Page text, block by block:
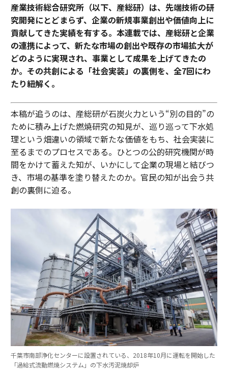
産業技術総合研究所（以下、産総研）は、先端技術の研
究開発にとどまらず、企業の新規事業創出や価値向上に
貢献してきた実績を有する。本連載では、産総研と企業
の連携によって、新たな市場の創出や既存の市場拡大が
どのように実現され、事業として成果を上げてきたの
か。その共創による「社会実装」の裏側を、全7回にわ
たり紐解く。
本稿が追うのは、産総研が石炭火力という“別の目的”の
ために積み上げた燃焼研究の知見が、巡り巡って下水処
理という畑違いの領域で新たな価値をもち、社会実装に
至るまでのプロセスである。ひとつの公的研究機関が時
間をかけて蓄えた知が、いかにして企業の現場と結びつ
き、市場の基準を塗り替えたのか。官民の知が出会う共
創の裏側に迫る。
千葉市南部浄化センターに設置されている、2018年10月に運転を開始した
「過給式流動燃焼システム」の下水汚泥焼却炉